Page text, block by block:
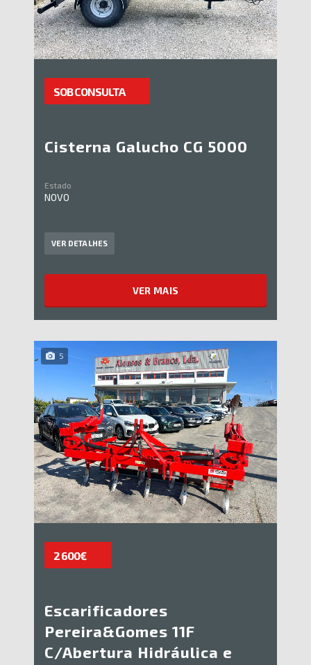
SOB CONSULTA
Cisterna Galucho CG 5000
Estado
NOVO
VER DETALHES
VER MAIS
5
2 600€
Escarificadores
Pereira&Gomes 11F
C/Abertura Hidráulica e